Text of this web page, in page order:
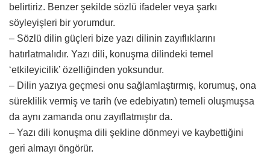
belirtiriz. Benzer şekilde sözlü ifadeler veya şarkı
söyleyişleri bir yorumdur.
– Sözlü dilin güçleri bize yazı dilinin zayıflıklarını
hatırlatmalıdır. Yazı dili, konuşma dilindeki temel
‘etkileyicilik’ özelliğinden yoksundur.
– Dilin yazıya geçmesi onu sağlamlaştırmış, korumuş, ona
süreklilik vermiş ve tarih (ve edebiyatın) temeli oluşmuşsa
da aynı zamanda onu zayıflatmıştır da.
– Yazı dili konuşma dili şekline dönmeyi ve kaybettiğini
geri almayı öngörür.